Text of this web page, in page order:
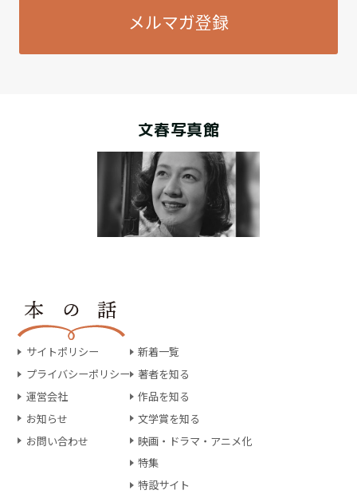
メルマガ登録
文春写真館
サイトポリシー
プライバシーポリシー
運営会社
お知らせ
お問い合わせ
新着一覧
著者を知る
作品を知る
文学賞を知る
映画・ドラマ・アニメ化
特集
特設サイト